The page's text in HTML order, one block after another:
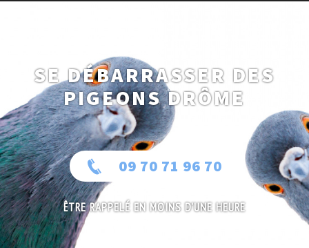
SE DÉBARRASSER DES
PIGEONS DRÔME
09 70 71 96 70
ÊTRE RAPPELÉ EN MOINS D'UNE HEURE